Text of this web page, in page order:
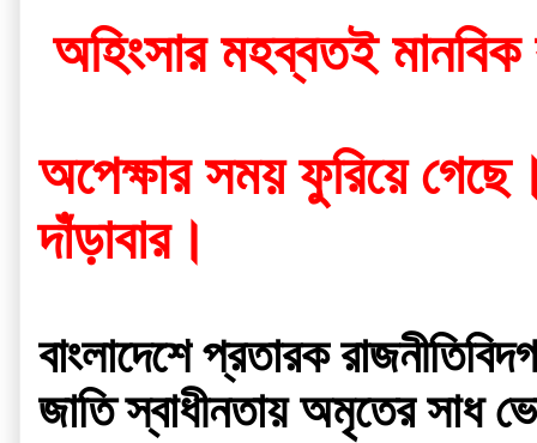
অহিংসার মহব্বতই
অপেক্ষার সময় ফুরিয়ে
দাঁড়াবার।
বাংলাদেশে প্রতারক
জাতি স্বাধীনতায় অমৃতের সাধ